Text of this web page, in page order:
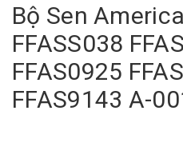
Bộ Sen
FFASS038
FFAS0925
FFAS9143 A-